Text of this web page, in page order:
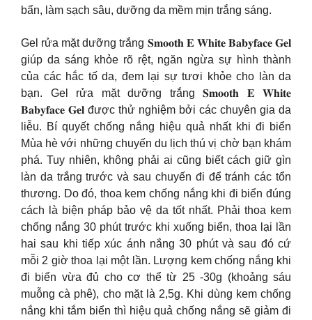
bẩn, làm sạch sâu, dưỡng da mềm mịn trắng sáng.
Gel rửa mặt dưỡng trắng 𝐒𝐦𝐨𝐨𝐭𝐡 𝐄 𝐖𝐡𝐢𝐭𝐞 𝐁𝐚𝐛𝐲𝐟𝐚𝐜𝐞 𝐆𝐞𝐥
giúp da sáng khỏe rõ rệt, ngăn ngừa sự hình thành
của các hắc tố da, đem lại sự tươi khỏe cho làn da
bạn. Gel rửa mặt dưỡng trắng 𝐒𝐦𝐨𝐨𝐭𝐡 𝐄 𝐖𝐡𝐢𝐭𝐞
𝐁𝐚𝐛𝐲𝐟𝐚𝐜𝐞 𝐆𝐞𝐥 được thử nghiệm bởi các chuyên gia da
liễu. Bí quyết chống nắng hiệu quả nhất khi đi biển
Mùa hè với những chuyến du lịch thú vị chờ bạn khám
phá. Tuy nhiên, không phải ai cũng biết cách giữ gìn
làn da trắng trước và sau chuyến đi để tránh các tổn
thương. Do đó, thoa kem chống nắng khi đi biển đúng
cách là biện pháp bảo vệ da tốt nhất. Phải thoa kem
chống nắng 30 phút trước khi xuống biển, thoa lại lần
hai sau khi tiếp xúc ánh nắng 30 phút và sau đó cứ
mỗi 2 giờ thoa lại một lần. Lượng kem chống nắng khi
đi biển vừa đủ cho cơ thể từ 25 -30g (khoảng sáu
muỗng cà phê), cho mặt là 2,5g. Khi dùng kem chống
nắng khi tắm biển thì hiệu quả chống nắng sẽ giảm đi